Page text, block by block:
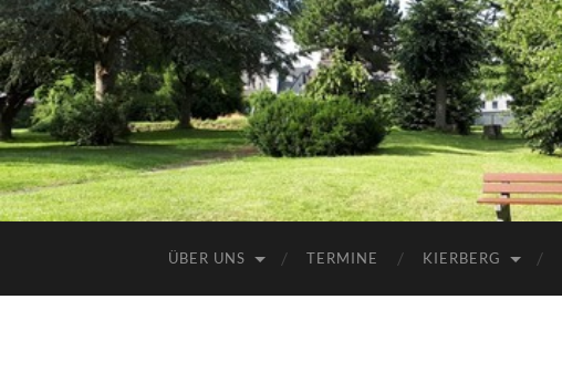
ÜBER UNS TERMINE KIERBERG